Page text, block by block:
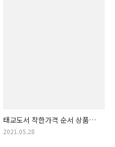
태교도서 착한가격 순서 상품
개봉 태교 도서 랭킹!!
2021.05.28